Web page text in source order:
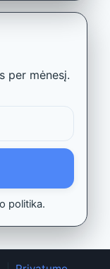
per mėnesį.
politika.